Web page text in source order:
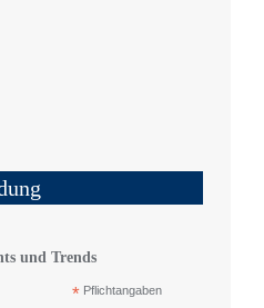
und Trends
* Pflichtangaben